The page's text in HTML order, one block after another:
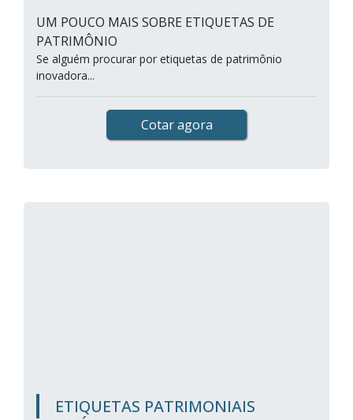
UM POUCO MAIS SOBRE ETIQUETAS DE
PATRIMÔNIO
Se alguém procurar por etiquetas de patrimônio
inovadora...
Cotar agora
ETIQUETAS PATRIMONIAIS